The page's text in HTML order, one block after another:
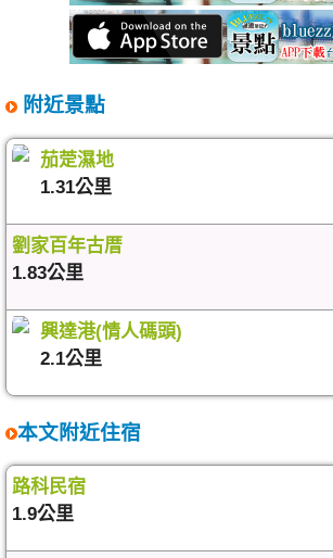
附近景點
茄萣濕地
1.31公里
劉家百年古厝
1.83公里
興達港(情人碼頭)
2.1公里
本文附近住宿
路科民宿
1.9公里